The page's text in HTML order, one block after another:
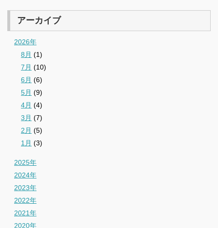
アーカイブ
2026年
8月 (1)
7月 (10)
6月 (6)
5月 (9)
4月 (4)
3月 (7)
2月 (5)
1月 (3)
2025年
2024年
2023年
2022年
2021年
2020年